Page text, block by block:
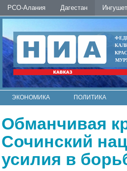
РСО-Алания Дагестан
ЭКОНОМИКА ПОЛИТИКА
Обманчивая
Сочинский
усилия в